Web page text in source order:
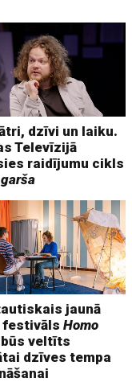
dzīvi un laiku.
Televīzijā
raidījumu cikls
jaunā
festivālsHomo
būs veltīts
dzīves tempa